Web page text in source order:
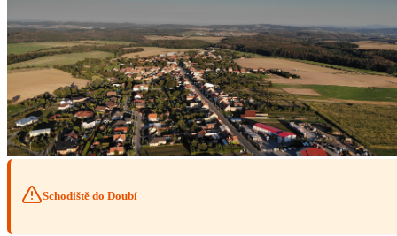
Schodiště do Doubí